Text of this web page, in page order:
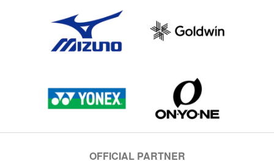
OFFICIAL PARTNER